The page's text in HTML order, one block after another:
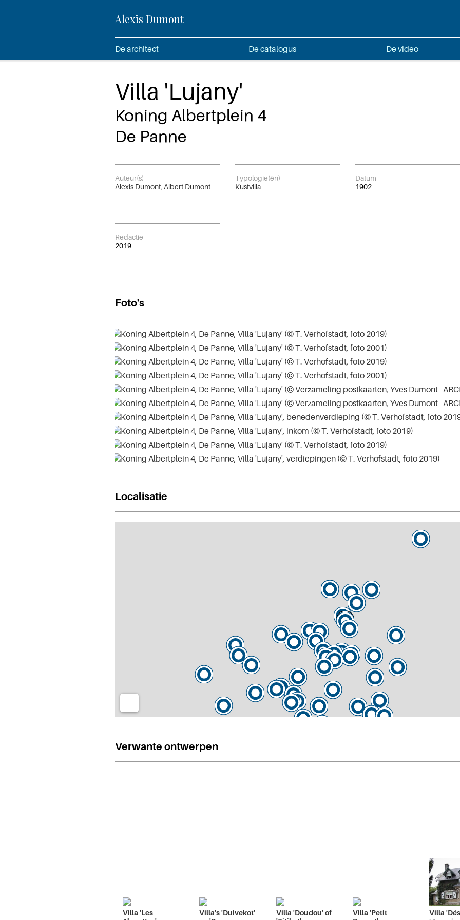
Alexis Dumont
De architect De catalogus De video
Villa 'Lujany'
Koning Albertplein 4
De Panne
Auteur(s)
Alexis Dumont Albert Dumont
Typologie(ën)
Kustvilla
Datum
1902
Redactie
2019
Foto's
Localisatie
Verwante ontwerpen
Villa 'Les
Villa's 'Duivekot'
Villa 'Doudou' of
Villa 'Petit
Villa